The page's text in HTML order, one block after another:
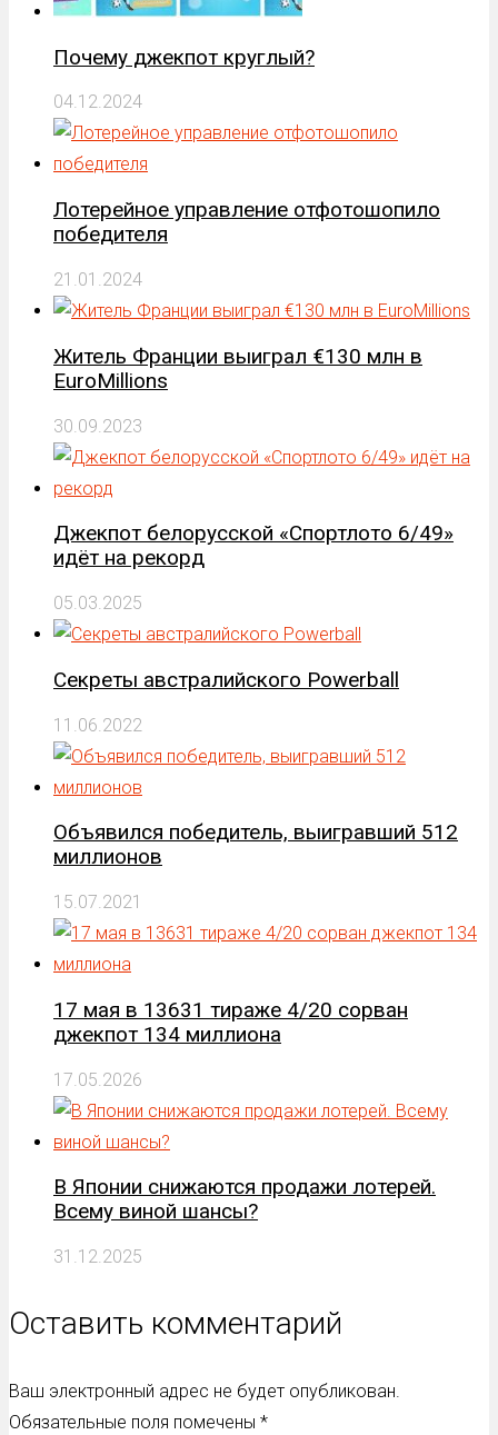
Почему джекпот круглый?
04.12.2024
Лотерейное управление отфотошопило
победителя
21.01.2024
Житель Франции выиграл €130 млн в
EuroMillions
30.09.2023
Джекпот белорусской «Спортлото 6/49»
идёт на рекорд
05.03.2025
Секреты австралийского Powerball
11.06.2022
Объявился победитель, выигравший 512
миллионов
15.07.2021
17 мая в 13631 тираже 4/20 сорван
джекпот 134 миллиона
17.05.2026
В Японии снижаются продажи лотерей.
Всему виной шансы?
31.12.2025
Оставить комментарий
Ваш электронный адрес не будет опубликован.
Обязательные поля помечены *